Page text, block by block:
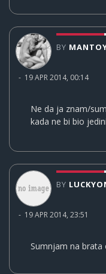
BY
- 19 APR 2014, 00:14
Ne da ja znam/
kada ne bi bio
BY
- 19 APR 2014, 23:51
Sumnjam na brata